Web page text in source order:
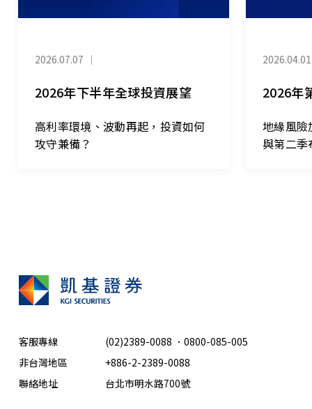
2026.07.07 ｜
2026年下半年全球投資展望
高利率環境、波動再起，投資如何
攻守兼備？
2026.04.01
2026年
地緣風險
與第二
客服專線 (02)2389-0088 ． 0800-085-005
非台灣地區
+886-2-2389-0088
聯絡地址
台北市明水路700號